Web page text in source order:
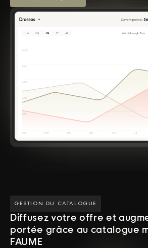
GESTION DU CATALOGUE
Diffusez votre offre et
portée grâce au catalogue
FAUME